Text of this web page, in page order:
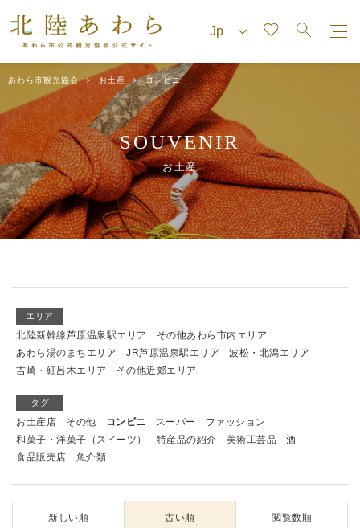
あわら市観光協会 お土産 コンビニ
SOUVENIR
お土産
エリア
北陸新幹線芦原温泉駅エリア
その他あわら市内エリア
あわら湯のまちエリア
JR芦原温泉駅エリア
波松・北潟エリア
吉崎・細呂木エリア
その他近郊エリア
タグ
お土産店 その他 コンビニ スーパー
ファッション
和菓子・洋菓子（スイーツ）
特産品の紹介 美術工芸品
酒
食品販売店
魚介類
新しい順 古い順 閲覧数順